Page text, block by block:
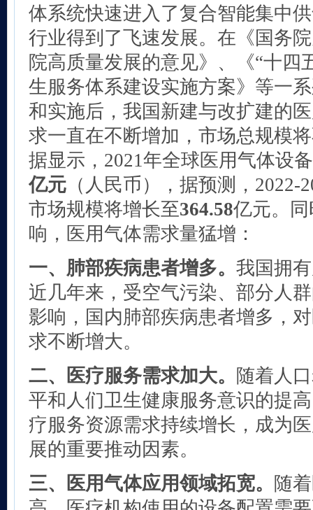
体系统快速进入了复合智能集中
行业得到了飞速发展。在《国务
院高质量发展的意见》、《“十四
生服务体系建设实施方案》等一
和实施后，我国新建与改扩建的
求一直在不断增加，市场总规模
据显示，2021年全球医用气体设
亿元 （人民币），据预测，2022-
市场规模将增长至364.58亿元。
响，医用气体需求量猛增：
一、肺部疾病患者增多。 我国拥
近几年来，受空气污染、部分人
影响，国内肺部疾病患者增多，
求不断增大。
二、医疗服务需求加大。 随着人
平和人们卫生健康服务意识的提
疗服务资源需求持续增长，成为
展的重要推动因素。
三、医用气体应用领域拓宽。 随